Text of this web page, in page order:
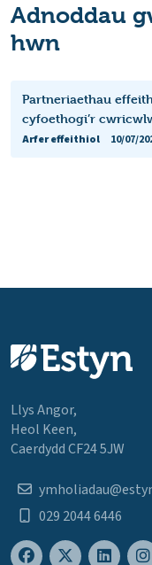
Adnoddau
hwn
Partneriaethau
cyfoethogi’r
Arfer effeithiol
10/07/
Llys Angor,
Heol Keen,
Caerdydd CF24 5JW
029 2044 6446